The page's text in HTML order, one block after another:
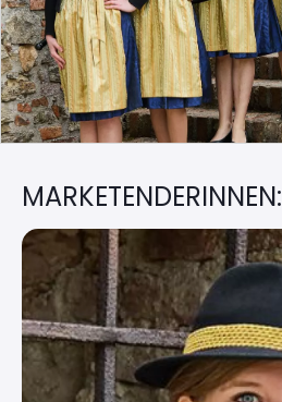
MARKETENDERINNEN: